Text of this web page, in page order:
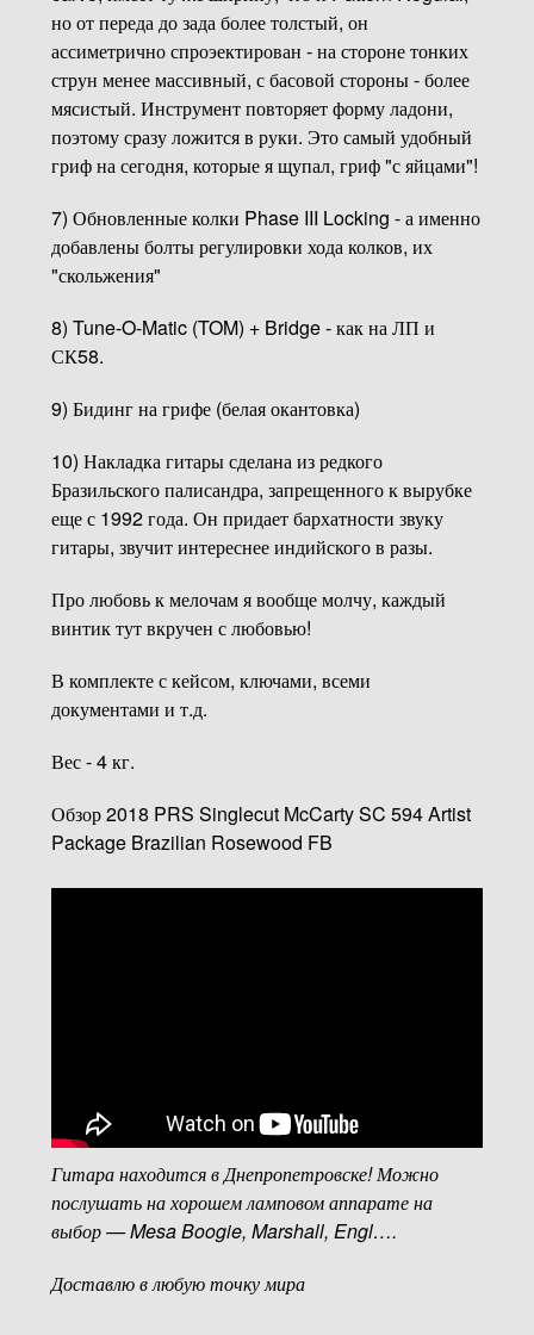
но от переда до зада более толстый, он
ассиметрично спроэектирован - на стороне тонких
струн менее массивный, с басовой стороны - более
мясистый. Инструмент повторяет форму ладони,
поэтому сразу ложится в руки. Это самый удобный
гриф на сегодня, которые я щупал, гриф "с яйцами"!
7) Обновленные колки Phase III Locking - а именно
добавлены болты регулировки хода колков, их
"скольжения"
8) Tune-O-Matic (TOM) + Bridge - как на ЛП и
СК58.
9) Бидинг на грифе (белая окантовка)
10) Накладка гитары сделана из редкого
Бразильского палисандра, запрещенного к вырубке
еще с 1992 года. Он придает бархатности звуку
гитары, звучит интереснее индийского в разы.
Про любовь к мелочам я вообще молчу, каждый
винтик тут вкручен с любовью!
В комплекте с кейсом, ключами, всеми
документами и т.д.
Вес - 4 кг.
Обзор 2018 PRS Singlecut McCarty SC 594 Artist
Package Brazilian Rosewood FB
Гитара находится в Днепропетровске! Можно
послушать на хорошем ламповом аппарате на
выбор — Mesa Boogie, Marshall, Engl….
Доставлю в любую точку мира